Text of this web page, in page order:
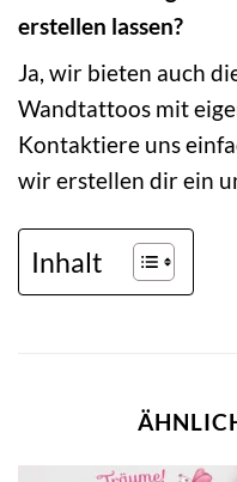
erstellen lassen?
Ja, wir bieten auch
Wandtattoos mit
Kontaktiere uns
wir erstellen dir ein
Inhalt